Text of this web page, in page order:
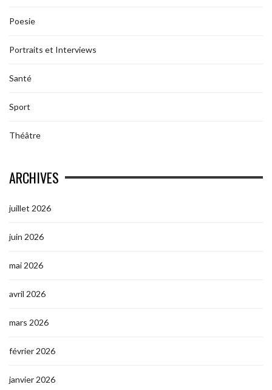
Poesie
Portraits et Interviews
Santé
Sport
Théâtre
ARCHIVES
juillet 2026
juin 2026
mai 2026
avril 2026
mars 2026
février 2026
janvier 2026